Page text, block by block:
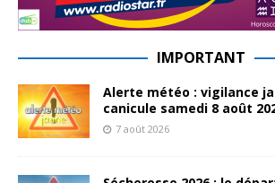
IMPORTANT
Alerte météo : vigilance
canicule samedi 8 août
7 août 2026